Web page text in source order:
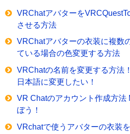
VRChatアバターを
させる方法
VRChatアバターの衣装に複数
ている場合の色変更する方法
VRChatの名前を変更する方法
日本語に変更したい！
VR Chatのアカウント作成方法
ぼう！
VRchatで使うアバターの衣装